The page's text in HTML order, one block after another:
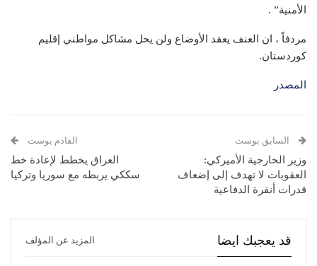
الأمنية” .
مردفاً ، ان العنف يعقد الأوضاع ولن يحل مشاكل مواطني إقليم
كوردستان.
المصدر
السابق بوست
وزير الخارجية الأميركي:
العقوبات لا تهدف إلى إضعاف
قدرات أنقرة الدفاعية
القادم بوست
العراق يخطط لإعادة خط
سككي يربطه مع سوريا وتركيا
قد يعجبك ايضا المزيد عن المؤلف